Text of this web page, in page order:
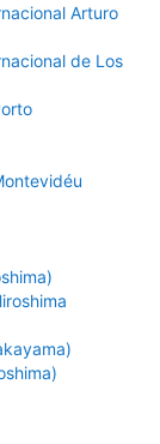
Arturo
de Los